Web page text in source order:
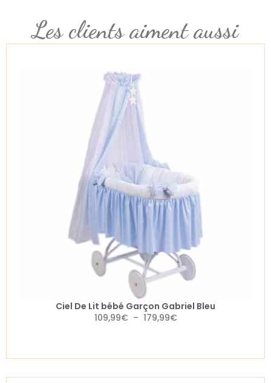
Les clients aiment aussi
Ciel De Lit bébé Garçon Gabriel Bleu
109,99€ – 179,99€